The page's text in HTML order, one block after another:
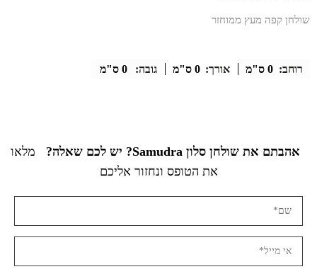
שולחן קפה מעץ ממוחזר
רוחב: 0 ס"מ אורך: 0 ס"מ גובה: 0 ס"מ
אהבתם את שולחן סלון Samudra? יש לכם שאלה?
מלאו
את הטופס ונחזור אליכם